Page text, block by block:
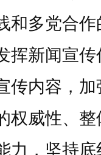
和多党合
挥新闻宣
传内容，
权威性、
力，坚持